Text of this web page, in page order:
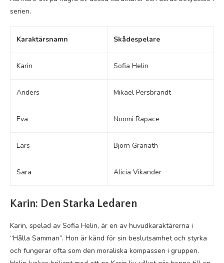
serien.
Karaktärsnamn Skådespelare
Karin Sofia Helin
Anders Mikael Persbrandt
Eva Noomi Rapace
Lars Björn Granath
Sara Alicia Vikander
Karin: Den Starka Ledaren
Karin, spelad av Sofia Helin, är en av huvudkaraktärerna i
“Hålla Samman”. Hon är känd för sin beslutsamhet och styrka
och fungerar ofta som den moraliska kompassen i gruppen.